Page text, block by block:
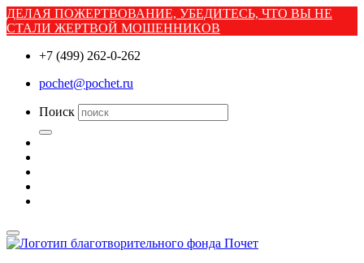
ДЕЛАЯ ПОЖЕРТВОВАНИЕ, УБЕДИТЕСЬ, ЧТО ВЫ НЕ
СТАЛИ ЖЕРТВОЙ МОШЕННИКОВ
+7 (499) 262-0-262
pochet@pochet.ru
Поиск